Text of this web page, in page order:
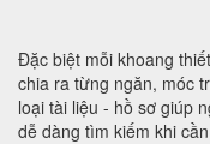
Đặc biệt mỗi khoang
chia ra từng ngăn, móc
loại tài liệu - hồ sơ giúp
dễ dàng tìm kiếm khi